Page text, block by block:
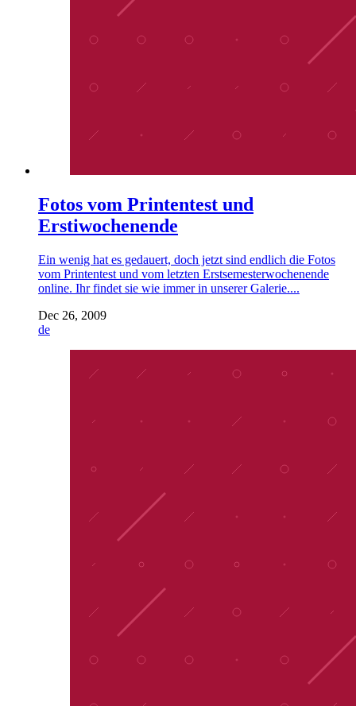
Fotos vom Printentest und
Erstiwochenende
Ein wenig hat es gedauert, doch jetzt sind endlich die Fotos
vom Printentest und vom letzten Erstsemesterwochenende
online. Ihr findet sie wie immer in unserer Galerie....
Dec 26, 2009
de